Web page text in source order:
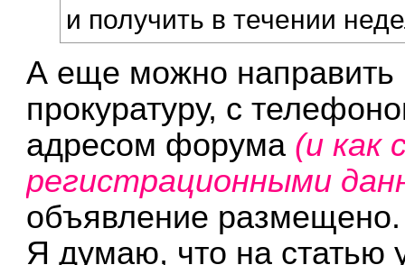
и получить в течении
А еще можно направить
прокуратуру, с
адресом форума (и как
регистрационными
объявление размещено.
Я думаю, что на статью